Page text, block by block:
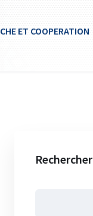
ET COOPERATION
Rechercher